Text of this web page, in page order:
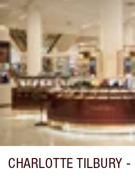
CHARLOTTE TILBURY -